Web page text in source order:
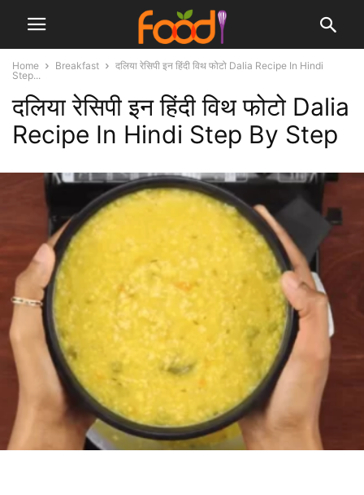
Home Breakfast
दलिया रेसिपी इन हिंदी विथ फोटो Dalia Recipe In Hindi
Step...
दलिया रेसिपी इन हिंदी विथ फोटो Dalia
Recipe In Hindi Step By Step